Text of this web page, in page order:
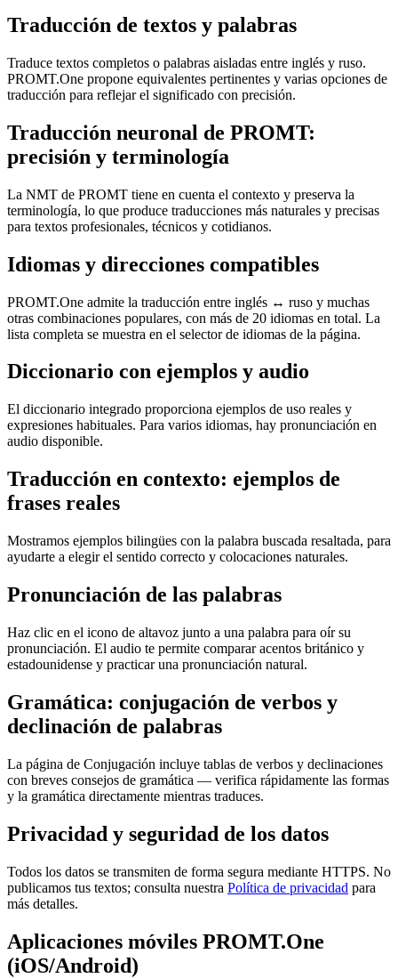
Traducción de textos y palabras
Traduce textos completos o palabras aisladas entre inglés y ruso.
PROMT.One propone equivalentes pertinentes y varias opciones de
traducción para reflejar el significado con precisión.
Traducción neuronal de PROMT:
precisión y terminología
La NMT de PROMT tiene en cuenta el contexto y preserva la
terminología, lo que produce traducciones más naturales y precisas
para textos profesionales, técnicos y cotidianos.
Idiomas y direcciones compatibles
PROMT.One admite la traducción entre inglés ↔ ruso y muchas
otras combinaciones populares, con más de 20 idiomas en total. La
lista completa se muestra en el selector de idiomas de la página.
Diccionario con ejemplos y audio
El diccionario integrado proporciona ejemplos de uso reales y
expresiones habituales. Para varios idiomas, hay pronunciación en
audio disponible.
Traducción en contexto: ejemplos de
frases reales
Mostramos ejemplos bilingües con la palabra buscada resaltada, para
ayudarte a elegir el sentido correcto y colocaciones naturales.
Pronunciación de las palabras
Haz clic en el icono de altavoz junto a una palabra para oír su
pronunciación. El audio te permite comparar acentos británico y
estadounidense y practicar una pronunciación natural.
Gramática: conjugación de verbos y
declinación de palabras
La página de Conjugación incluye tablas de verbos y declinaciones
con breves consejos de gramática — verifica rápidamente las formas
y la gramática directamente mientras traduces.
Privacidad y seguridad de los datos
Todos los datos se transmiten de forma segura mediante HTTPS. No
publicamos tus textos; consulta nuestra Política de privacidad para
más detalles.
Aplicaciones móviles PROMT.One
(iOS/Android)